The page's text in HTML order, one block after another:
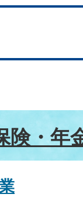
険・年